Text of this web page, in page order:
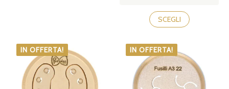
nella
pagina
del
prodotto
SCEGLI
Questo
prodotto
ha
varianti.
Le
opzioni
possono
essere
IN OFFERTA! IN OFFERTA!